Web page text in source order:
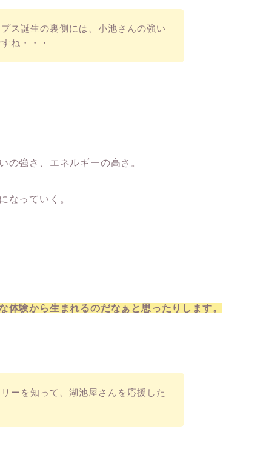
ス誕生の裏側には、小池さんの強い
ね・・・
の強さ、エネルギーの高さ。
なっていく。
体験から生まれるのだなぁと思ったりします。
ーを知って、湖池屋さんを応援した